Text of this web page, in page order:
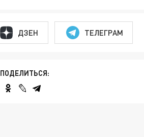
ДЗЕН ТЕЛЕГРАМ
ПОДЕЛИТЬСЯ: